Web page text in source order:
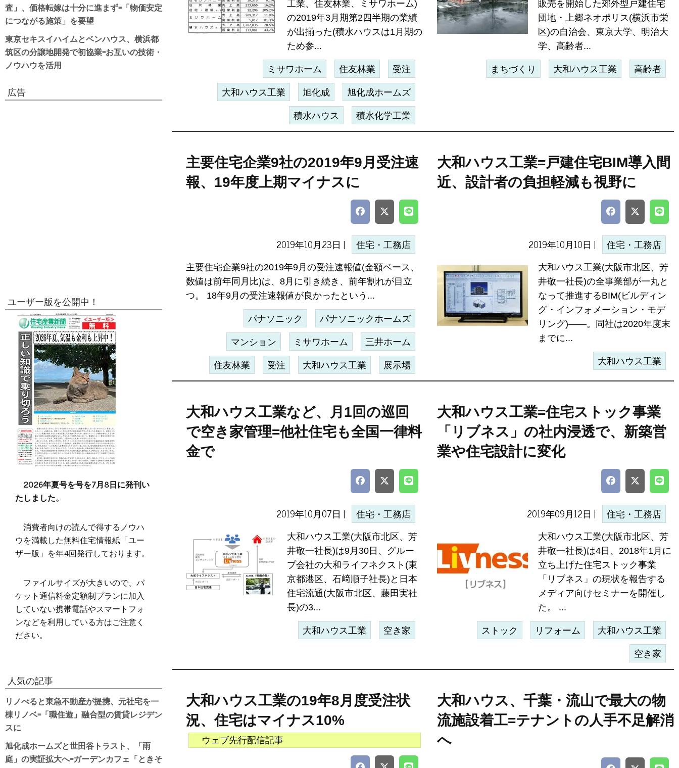
工業、住友林業、ミサワホーム)
の2019年3月期第2四半期の業績
が出揃った(積水ハウスは1月期の
ため参...
ミサワホーム 住友林業 受注
大和ハウス工業 旭化成 旭化成ホームズ
積水ハウス 積水化学工業
販売を開始した郊外型戸建住宅
団地・上郷ネオポリス(横浜市栄
区)の自治会、東京大学、明治大
学、高齢者...
まちづくり 大和ハウス工業 高齢者
主要住宅企業9社の2019年9月受注速
報、19年度上期マイナスに
2019年10月23日 | 住宅・工務店
主要住宅企業9社の2019年9月の受注速報値(金額ベース、
数値は前年同月比)は、8月に引き続き、前年割れが目立
つ。 18年9月の受注速報値が良かったという...
パナソニック パナソニックホームズ
マンション ミサワホーム 三井ホーム
住友林業 受注 大和ハウス工業 展示場
大和ハウス工業=戸建住宅BIM導入間
近、設計者の負担軽減も視野に
2019年10月10日 | 住宅・工務店
大和ハウス工業(大阪市北区、芳
井敬一社長)の全事業部が一丸と
なって推進するBIM(ビルディン
グ・インフォメーション・モデ
リング)――。同社は2020年度末
までに...
大和ハウス工業
大和ハウス工業など、月1回の巡回
で空き家管理=他社住宅も全国一律料
金で
2019年10月07日 | 住宅・工務店
大和ハウス工業(大阪市北区、芳
井敬一社長)は9月30日、グルー
プ会社の大和ライフネクスト(東
京都港区、石﨑順子社長)と日本
住宅流通(大阪市北区、藤田実社
長)の3...
大和ハウス工業 空き家
大和ハウス工業=住宅ストック事業
「リブネス」の社内浸透で、新築営
業や住宅設計に変化
2019年09月12日 | 住宅・工務店
大和ハウス工業(大阪市北区、芳
井敬一社長)は4日、2018年1月に
立ち上げた住宅ストック事業
「リブネス」の現状を報告する
メディア向けセミナーを開催し
た。 ...
ストック リフォーム 大和ハウス工業
空き家
大和ハウス工業の19年8月度受注状
況、住宅はマイナス10%
ウェブ先行配信記事
大和ハウス、千葉・流山で最大の物
流施設着工=テナントの人手不足解消
へ
査」、価格転嫁は十分に進まず=「物価安定
につながる施策」を要望
東京セキスイハイムとベンハウス、横浜都
筑区の分譲地開発で初協業=お互いの技術・
ノウハウを活用
広告
ユーザー版を公開中！
2026年夏号を号を7月8日に発刊い
たしました。
消費者向けの読んで得するノウハ
ウを満載した無料住宅情報紙「ユー
ザー版」を年4回発行しております。
ファイルサイズが大きいので、パ
ケット通信料金定額制プランに加入
していない携帯電話やスマートフォ
ンなどを利用している方はご注意く
ださい。
人気の記事
リノべると東急不動産が提携、元社宅を一
棟リノベ=「職住遊」融合型の賃貸レジデン
スに
旭化成ホームズと世田谷トラスト、「雨
庭」の実証拡大へ=ガーデンカフェ「ときそ